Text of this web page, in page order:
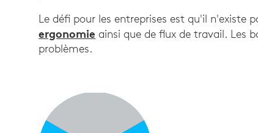
Le défi pour les entreprises est qu'il n'existe
ergonomie ainsi que de flux de travail. Les
problèmes.